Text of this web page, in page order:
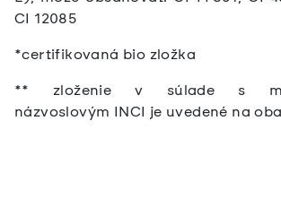
CI 12085
*certifikovaná bio zložka
** zloženie v súlade s
názvoslovým INCI je uvedené na